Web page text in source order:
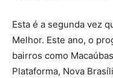
Esta é a segunda vez
Melhor. Este ano, o
bairros como
Plataforma, Nova